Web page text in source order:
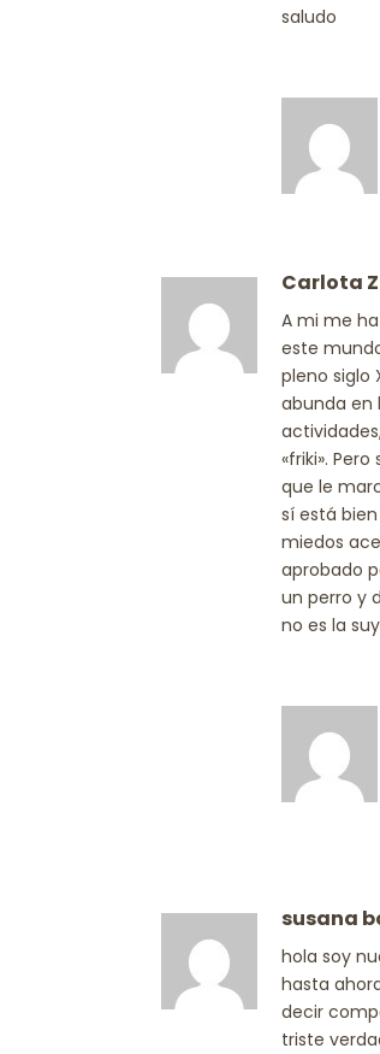
saludo
Carlota Z
A mi me
este
pleno siglo
abunda en
«friki».
que le
sí está
miedos
aprobado
un perro y
no es la
susana
hola soy
hasta
decir
triste